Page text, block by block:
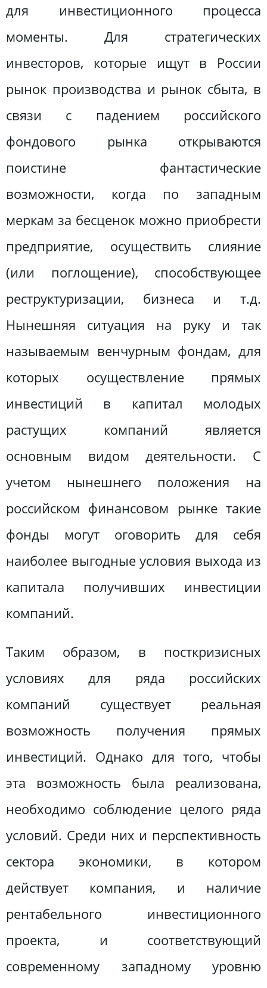
для инвестиционного процесса
моменты. Для стратегических
инвесторов, которые ищут в России
рынок производства и рынок сбыта, в
связи с падением российского
фондового рынка открываются
поистине фантастические
возможности, когда по западным
меркам за бесценок можно приобрести
предприятие, осуществить слияние
(или поглощение), способствующее
реструктуризации, бизнеса и т.д.
Нынешняя ситуация на руку и так
называемым венчурным фондам, для
которых осуществление прямых
инвестиций в капитал молодых
растущих компаний является
основным видом деятельности. С
учетом нынешнего положения на
российском финансовом рынке такие
фонды могут оговорить для себя
наиболее выгодные условия выхода из
капитала получивших инвестиции
компаний.
Таким образом, в посткризисных
условиях для ряда российских
компаний существует реальная
возможность получения прямых
инвестиций. Однако для того, чтобы
эта возможность была реализована,
необходимо соблюдение целого ряда
условий. Среди них и перспективность
сектора экономики, в котором
действует компания, и наличие
рентабельного инвестиционного
проекта, и соответствующий
современному западному уровню